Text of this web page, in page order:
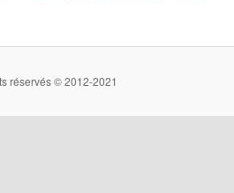
réservés © 2012-2021